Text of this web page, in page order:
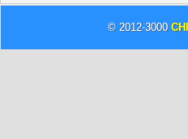
© 2012-3000